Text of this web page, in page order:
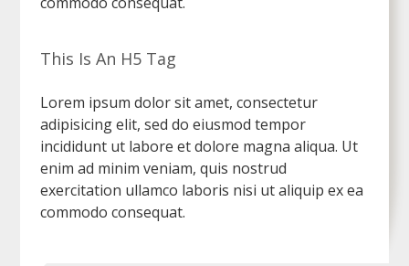
This Is An H5 Tag
Lorem ipsum dolor sit amet, consectetur
adipisicing elit, sed do eiusmod tempor
incididunt ut labore et dolore magna aliqua. Ut
enim ad minim veniam, quis nostrud
exercitation ullamco laboris nisi ut aliquip ex ea
commodo consequat.